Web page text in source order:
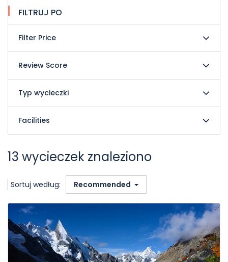
FILTRUJ PO
Filter Price
Review Score
Typ wycieczki
Facilities
13 wycieczek znaleziono
Sortuj według: Recommended